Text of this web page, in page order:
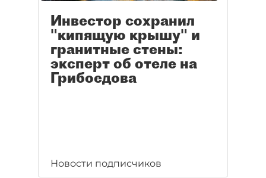
Инвестор сохранил
"кипящую крышу" и
гранитные стены:
эксперт об отеле на
Грибоедова
Новости подписчиков